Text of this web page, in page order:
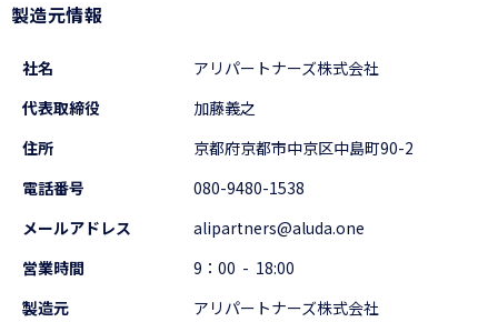
製造元情報
社名
アリパートナーズ株式会社
代表取締役
加藤義之
住所
京都府京都市中京区中島町90-2
電話番号
080-9480-1538
メールアドレス
alipartners@aluda.one
営業時間
9：00 - 18:00
製造元
アリパートナーズ株式会社